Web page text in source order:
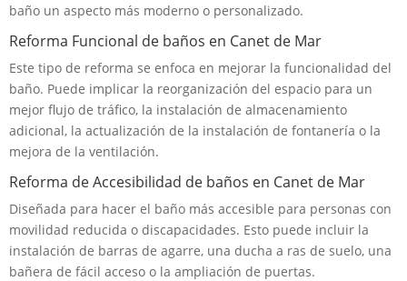
baño un aspecto más moderno o personalizado.
Reforma Funcional de baños en Canet de Mar
Este tipo de reforma se enfoca en mejorar la funcionalidad del
baño. Puede implicar la reorganización del espacio para un
mejor flujo de tráfico, la instalación de almacenamiento
adicional, la actualización de la instalación de fontanería o la
mejora de la ventilación.
Reforma de Accesibilidad de baños en Canet de Mar
Diseñada para hacer el baño más accesible para personas con
movilidad reducida o discapacidades. Esto puede incluir la
instalación de barras de agarre, una ducha a ras de suelo, una
bañera de fácil acceso o la ampliación de puertas.